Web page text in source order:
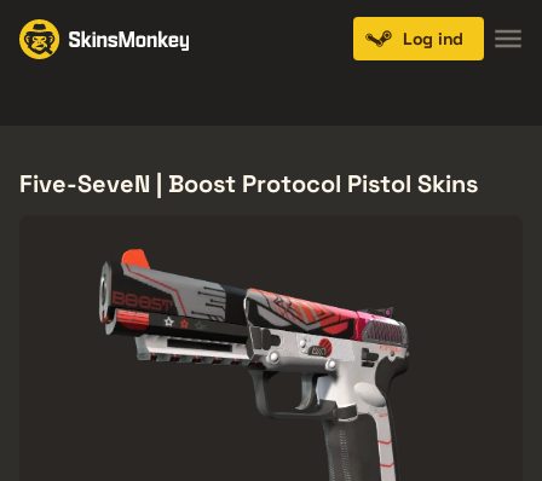
Log ind
Five-SeveN | Boost Protocol Pistol Skins